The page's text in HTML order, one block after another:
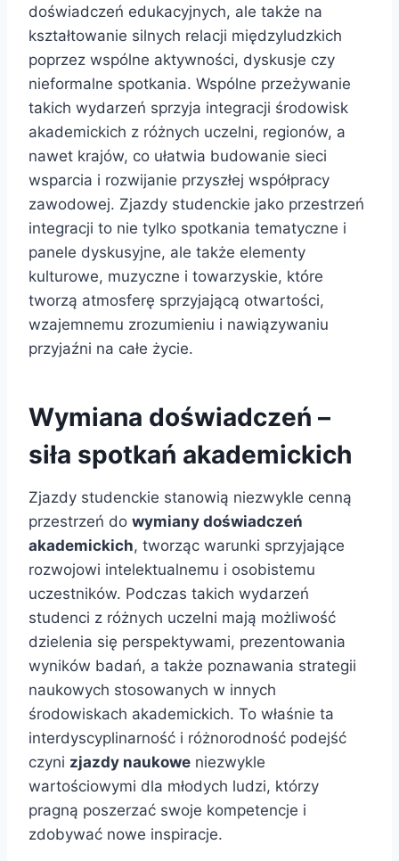
doświadczeń edukacyjnych, ale także na
kształtowanie silnych relacji międzyludzkich
poprzez wspólne aktywności, dyskusje czy
nieformalne spotkania. Wspólne przeżywanie
takich wydarzeń sprzyja integracji środowisk
akademickich z różnych uczelni, regionów, a
nawet krajów, co ułatwia budowanie sieci
wsparcia i rozwijanie przyszłej współpracy
zawodowej. Zjazdy studenckie jako przestrzeń
integracji to nie tylko spotkania tematyczne i
panele dyskusyjne, ale także elementy
kulturowe, muzyczne i towarzyskie, które
tworzą atmosferę sprzyjającą otwartości,
wzajemnemu zrozumieniu i nawiązywaniu
przyjaźni na całe życie.
Wymiana doświadczeń –
siła spotkań akademickich
Zjazdy studenckie stanowią niezwykle cenną
przestrzeń do wymiany doświadczeń
akademickich, tworząc warunki sprzyjające
rozwojowi intelektualnemu i osobistemu
uczestników. Podczas takich wydarzeń
studenci z różnych uczelni mają możliwość
dzielenia się perspektywami, prezentowania
wyników badań, a także poznawania strategii
naukowych stosowanych w innych
środowiskach akademickich. To właśnie ta
interdyscyplinarność i różnorodność podejść
czyni zjazdy naukowe niezwykle
wartościowymi dla młodych ludzi, którzy
pragną poszerzać swoje kompetencje i
zdobywać nowe inspiracje.